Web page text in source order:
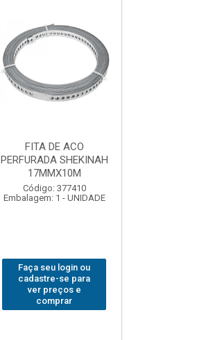
FITA DE ACO
PERFURADA SHEKINAH
17MMX10M
Código: 377410
Embalagem: 1 - UNIDADE
Faça seu login ou
cadastre-se para
ver preços e
comprar